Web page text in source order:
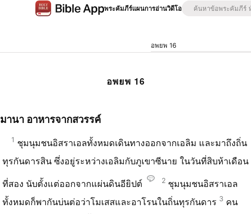
พระคัมภีร์แผนการอ่านวิดีโอ
อพยพ 16
อพยพ 16
มานา อาหารจากสวรรค์
1 ชุมนุมชนอิสราเอลทั้งหมดเดินทางออกจากเอลิม และมาถึงถิ่น
ทุรกันดารสิน ซึ่งอยู่ระหว่างเอลิมกับภูเขาซีนาย ในวันที่สิบห้าเดือน
ที่สอง นับตั้งแต่ออกจากแผ่นดินอียิปต์ 2 ชุมนุมชนอิสราเอล
ทั้งหมดก็พากันบ่นต่อว่าโมเสสและอาโรนในถิ่นทุรกันดาร 3 คน